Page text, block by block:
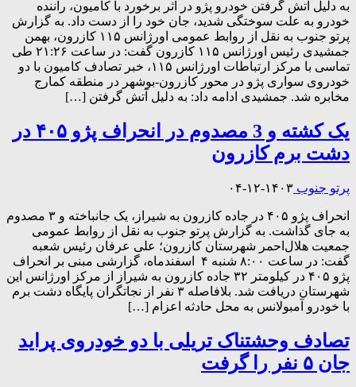
به دلیل آتش گرفتن خودرو پژو در اثر برخورد با کامیون، راننده
خودرو به علت سوختگی شدید، جان خود را از دست داد. به گزارش
پرتو جنوب به نقل از روابط عمومی اورژانس ۱۱۵ کازرون، بهمن
جمشیدی رئیس اورژانس ۱۱۵ کازرون گفت: در ساعت ۲۱:۲۶ طی
تماسی با مرکز ارتباطات اورژانس ۱۱۵، خبر تصادف کامیون با دو
خودروی سواری پژو در محور کازرون-بوشهر در منطقه کمارج
مخابره شد. جمشیدی ادامه داد: به دلیل آتش گرفتن […]
یک کشته و 3 مصدوم در انحراف پژو ۴۰۵ در
دشت برم کازرون
پرتو جنوب ۱۴۰۳-۱۲-۰۴
انحراف پژو ۴۰۵ در جاده کازرون به شیراز، یک جانباخته و ۳ مصدوم
به جای گذاشت. به گزارش پرتو جنوب به نقل از روابط عمومی
جمعیت هلال‌احمر شهرستان کازرون؛ علی عرفان رئیس شعبه
گفت: در ساعت ۸:۰۰ شنبه ۴ اسفندماه، گزارشی مبنی بر انحراف
پژو ۴۰۵ در کیلومتر ۳۲ جاده کازرون به شیراز از مرکز اورژانس این
شهرستان دریافت شد. بلافاصله ۳ نفر از نجاتگران پایگاه دشت برم
با خودرو آمبولانس به محل حادثه اعزام […]
تصادف وحشتناک تریلی با دو خودروی پراید
جان ۵ نفر را گرفت